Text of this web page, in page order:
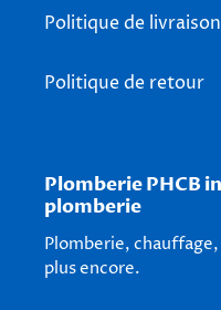
Politique de livraison
Politique de retour
Plomberie PHCB
plomberie
Plomberie,
plus encore.